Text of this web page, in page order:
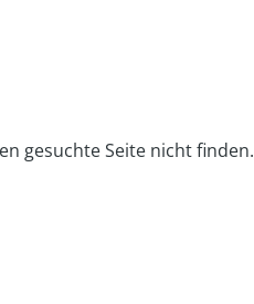
gesuchte Seite nicht finden.